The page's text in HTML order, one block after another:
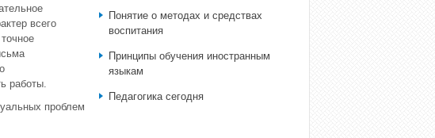
всего
работы.
проблем
Понятие о методах и средствах
воспитания
Принципы обучения иностранным
языкам
Педагогика сегодня